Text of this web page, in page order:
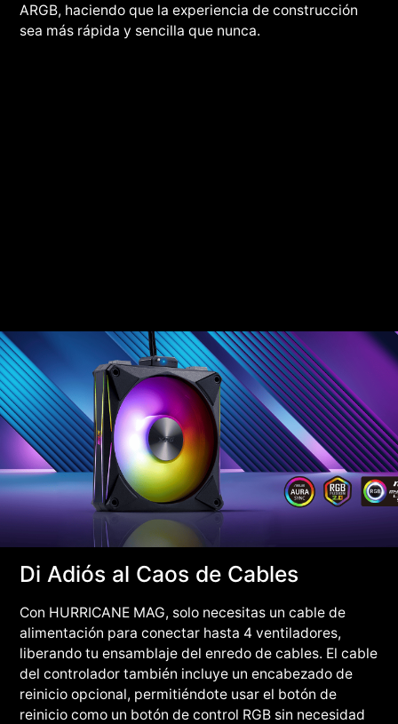
ARGB, haciendo que la experiencia de construcción
sea más rápida y sencilla que nunca.
Di Adiós al Caos de Cables
Con HURRICANE MAG, solo necesitas un cable de
alimentación para conectar hasta 4 ventiladores,
liberando tu ensamblaje del enredo de cables. El cable
del controlador también incluye un encabezado de
reinicio opcional, permitiéndote usar el botón de
reinicio como un botón de control RGB sin necesidad